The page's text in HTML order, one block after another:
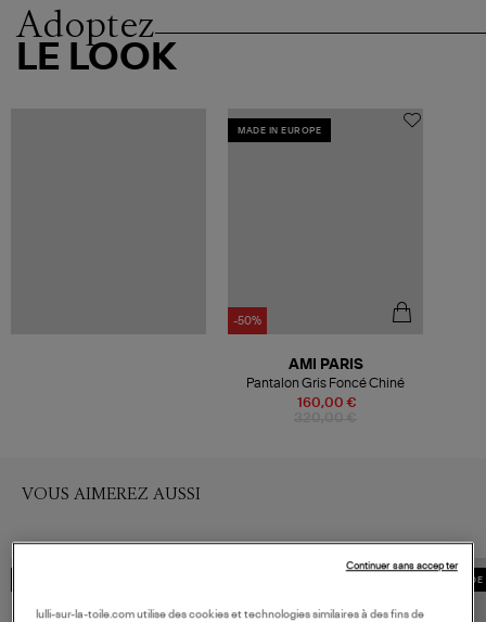
Adoptez
LE LOOK
MADE IN EUROPE
-50%
160,00 €
AMI PARIS
Pantalon Gris Foncé Chiné
VOUS AIMEREZ AUSSI
lulli-sur-la-toile.com utilise des cookies et technologies similaires à des fins de
Continuer sans accepter